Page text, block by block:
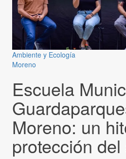
Ambiente y Ecología
Moreno
Escuela
Moreno: un
protección